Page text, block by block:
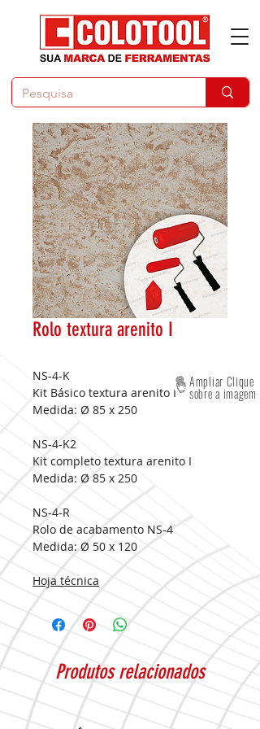
Rolo textura arenito I
NS-4-K
Kit Básico textura arenito I
Medida: Ø 85 x 250
NS-4-K2
Kit completo textura arenito I
Medida: Ø 85 x 250
NS-4-R
Rolo de acabamento NS-4
Medida:Ø 50 x 120
Hoja técnica
Ampliar Clique
sobre a imagem
Produtos relacionados